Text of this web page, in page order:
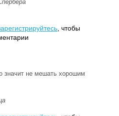
, чтобы
значит не мешать хорошим